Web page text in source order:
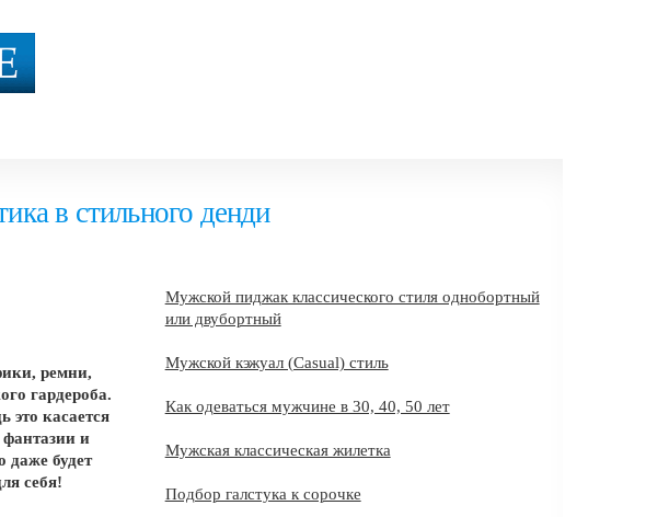
в стильного денди
ремни,
гардероба.
это касается
и
даже будет
себя!
Мужской пиджак классического стиля однобортный
или двубортный
Мужской кэжуал (Casual) стиль
Как одеваться мужчине в 30, 40, 50 лет
Мужская классическая жилетка
Подбор галстука к сорочке